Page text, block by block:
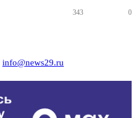
343 0
info@news29.ru